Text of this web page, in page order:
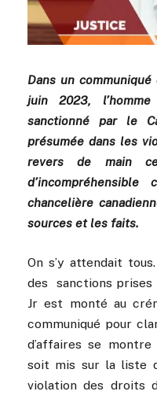
Dans un
juin 2023,
sanctionné par le
présumée dans les
revers de main
chancelière
sources et les faits.
On s’y attendait
des sanctions prises
Jr est monté au
communiqué pour
d’affaires se
soit mis sur la liste
violation des droits